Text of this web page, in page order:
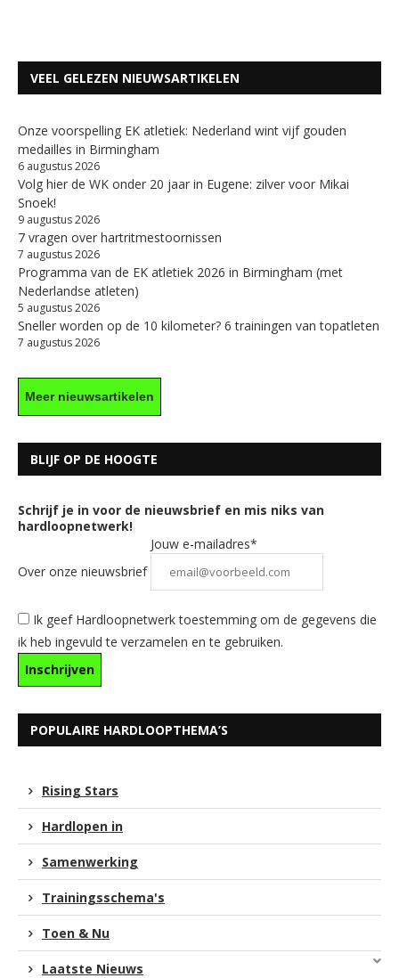
VEEL GELEZEN NIEUWSARTIKELEN
Onze voorspelling EK atletiek: Nederland wint vijf gouden
medailles in Birmingham
6 augustus 2026
Volg hier de WK onder 20 jaar in Eugene: zilver voor Mikai
Snoek!
9 augustus 2026
7 vragen over hartritmestoornissen
7 augustus 2026
Programma van de EK atletiek 2026 in Birmingham (met
Nederlandse atleten)
5 augustus 2026
Sneller worden op de 10 kilometer? 6 trainingen van topatleten
7 augustus 2026
Meer nieuwsartikelen
BLIJF OP DE HOOGTE
Schrijf je in voor de nieuwsbrief en mis niks van
hardloopnetwerk!
Over onze nieuwsbrief
Jouw e-mailadres*
Ik geef Hardloopnetwerk toestemming om de gegevens die
ik heb ingevuld te verzamelen en te gebruiken.
POPULAIRE HARDLOOPTHEMA’S
Rising Stars
Hardlopen in
Samenwerking
Trainingsschema's
Toen & Nu
Laatste Nieuws